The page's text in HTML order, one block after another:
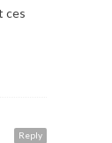
ces
Reply